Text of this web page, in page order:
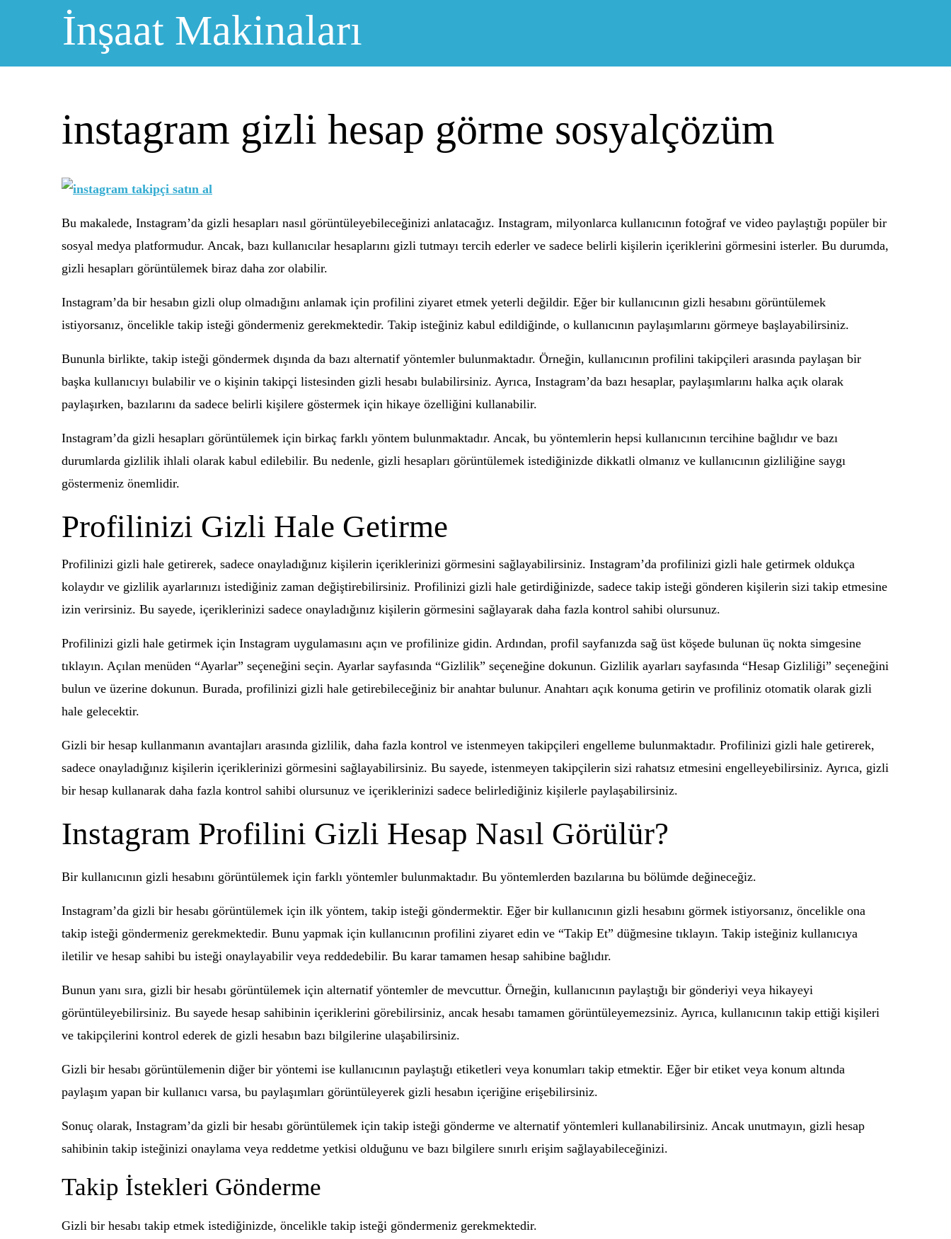
İnşaat Makinaları
instagram gizli hesap görme sosyalçözüm
Bu makalede, Instagram’da gizli hesapları nasıl görüntüleyebileceğinizi anlatacağız. Instagram, milyonlarca kullanıcının fotoğraf ve video paylaştığı popüler bir
sosyal medya platformudur. Ancak, bazı kullanıcılar hesaplarını gizli tutmayı tercih ederler ve sadece belirli kişilerin içeriklerini görmesini isterler. Bu durumda,
gizli hesapları görüntülemek biraz daha zor olabilir.
Instagram’da bir hesabın gizli olup olmadığını anlamak için profilini ziyaret etmek yeterli değildir. Eğer bir kullanıcının gizli hesabını görüntülemek
istiyorsanız, öncelikle takip isteği göndermeniz gerekmektedir. Takip isteğiniz kabul edildiğinde, o kullanıcının paylaşımlarını görmeye başlayabilirsiniz.
Bununla birlikte, takip isteği göndermek dışında da bazı alternatif yöntemler bulunmaktadır. Örneğin, kullanıcının profilini takipçileri arasında paylaşan bir
başka kullanıcıyı bulabilir ve o kişinin takipçi listesinden gizli hesabı bulabilirsiniz. Ayrıca, Instagram’da bazı hesaplar, paylaşımlarını halka açık olarak
paylaşırken, bazılarını da sadece belirli kişilere göstermek için hikaye özelliğini kullanabilir.
Instagram’da gizli hesapları görüntülemek için birkaç farklı yöntem bulunmaktadır. Ancak, bu yöntemlerin hepsi kullanıcının tercihine bağlıdır ve bazı
durumlarda gizlilik ihlali olarak kabul edilebilir. Bu nedenle, gizli hesapları görüntülemek istediğinizde dikkatli olmanız ve kullanıcının gizliliğine saygı
göstermeniz önemlidir.
Profilinizi Gizli Hale Getirme
Profilinizi gizli hale getirerek, sadece onayladığınız kişilerin içeriklerinizi görmesini sağlayabilirsiniz. Instagram’da profilinizi gizli hale getirmek oldukça
kolaydır ve gizlilik ayarlarınızı istediğiniz zaman değiştirebilirsiniz. Profilinizi gizli hale getirdiğinizde, sadece takip isteği gönderen kişilerin sizi takip etmesine
izin verirsiniz. Bu sayede, içeriklerinizi sadece onayladığınız kişilerin görmesini sağlayarak daha fazla kontrol sahibi olursunuz.
Profilinizi gizli hale getirmek için Instagram uygulamasını açın ve profilinize gidin. Ardından, profil sayfanızda sağ üst köşede bulunan üç nokta simgesine
tıklayın. Açılan menüden “Ayarlar” seçeneğini seçin. Ayarlar sayfasında “Gizlilik” seçeneğine dokunun. Gizlilik ayarları sayfasında “Hesap Gizliliği” seçeneğini
bulun ve üzerine dokunun. Burada, profilinizi gizli hale getirebileceğiniz bir anahtar bulunur. Anahtarı açık konuma getirin ve profiliniz otomatik olarak gizli
hale gelecektir.
Gizli bir hesap kullanmanın avantajları arasında gizlilik, daha fazla kontrol ve istenmeyen takipçileri engelleme bulunmaktadır. Profilinizi gizli hale getirerek,
sadece onayladığınız kişilerin içeriklerinizi görmesini sağlayabilirsiniz. Bu sayede, istenmeyen takipçilerin sizi rahatsız etmesini engelleyebilirsiniz. Ayrıca, gizli
bir hesap kullanarak daha fazla kontrol sahibi olursunuz ve içeriklerinizi sadece belirlediğiniz kişilerle paylaşabilirsiniz.
Instagram Profilini Gizli Hesap Nasıl Görülür?
Bir kullanıcının gizli hesabını görüntülemek için farklı yöntemler bulunmaktadır. Bu yöntemlerden bazılarına bu bölümde değineceğiz.
Instagram’da gizli bir hesabı görüntülemek için ilk yöntem, takip isteği göndermektir. Eğer bir kullanıcının gizli hesabını görmek istiyorsanız, öncelikle ona
takip isteği göndermeniz gerekmektedir. Bunu yapmak için kullanıcının profilini ziyaret edin ve “Takip Et” düğmesine tıklayın. Takip isteğiniz kullanıcıya
iletilir ve hesap sahibi bu isteği onaylayabilir veya reddedebilir. Bu karar tamamen hesap sahibine bağlıdır.
Bunun yanı sıra, gizli bir hesabı görüntülemek için alternatif yöntemler de mevcuttur. Örneğin, kullanıcının paylaştığı bir gönderiyi veya hikayeyi
görüntüleyebilirsiniz. Bu sayede hesap sahibinin içeriklerini görebilirsiniz, ancak hesabı tamamen görüntüleyemezsiniz. Ayrıca, kullanıcının takip ettiği kişileri
ve takipçilerini kontrol ederek de gizli hesabın bazı bilgilerine ulaşabilirsiniz.
Gizli bir hesabı görüntülemenin diğer bir yöntemi ise kullanıcının paylaştığı etiketleri veya konumları takip etmektir. Eğer bir etiket veya konum altında
paylaşım yapan bir kullanıcı varsa, bu paylaşımları görüntüleyerek gizli hesabın içeriğine erişebilirsiniz.
Sonuç olarak, Instagram’da gizli bir hesabı görüntülemek için takip isteği gönderme ve alternatif yöntemleri kullanabilirsiniz. Ancak unutmayın, gizli hesap
sahibinin takip isteğinizi onaylama veya reddetme yetkisi olduğunu ve bazı bilgilere sınırlı erişim sağlayabileceğinizi.
Takip İstekleri Gönderme
Gizli bir hesabı takip etmek istediğinizde, öncelikle takip isteği göndermeniz gerekmektedir.